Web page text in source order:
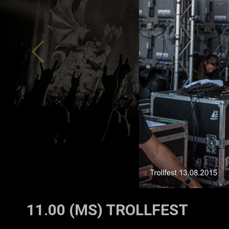
ZUM SHOP
Kontakt
BARRIEREFREIHEIT
Rückblicke
Galerien
11.00 (MS) TROLLFEST